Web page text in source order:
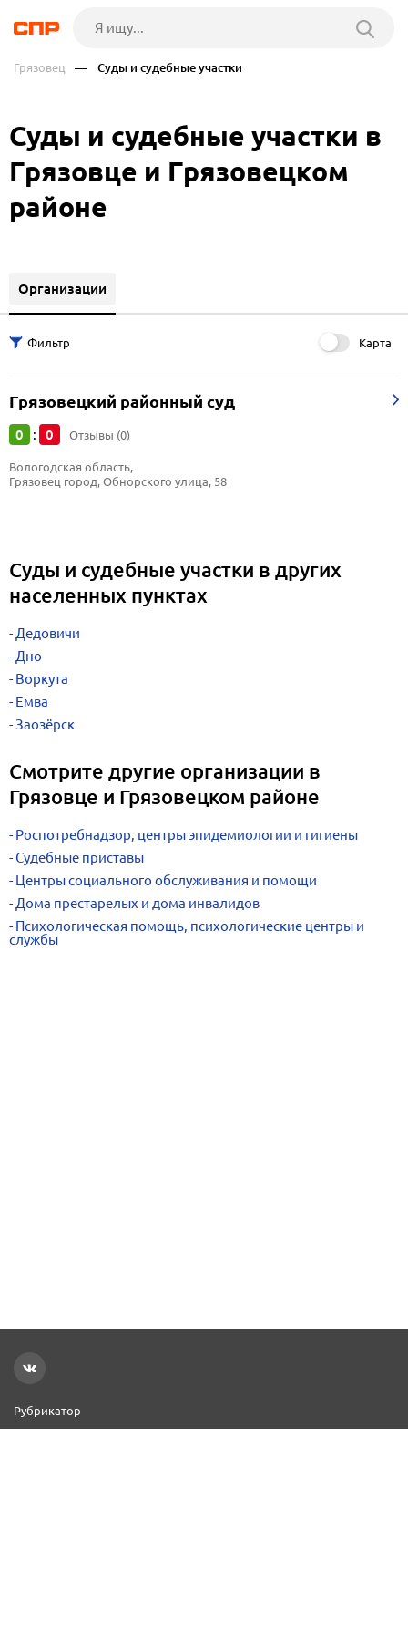
Грязовец — Суды и судебные участки
Суды и судебные участки в
Грязовце и Грязовецком
районе
Организации
Карта
Грязовецкий районный суд
0 : 0 Отзывы (0)
Вологодская область,
Грязовец город, Обнорского улица, 58
Суды и судебные участки в других
населенных пунктах
Дедовичи
Дно
Воркута
Емва
Заозёрск
Смотрите другие организации в
Грязовце и Грязовецком районе
Роспотребнадзор, центры эпидемиологии и гигиены
Судебные приставы
Центры социального обслуживания и помощи
Дома престарелых и дома инвалидов
Психологическая помощь, психологические центры и
службы
Рубрикатор